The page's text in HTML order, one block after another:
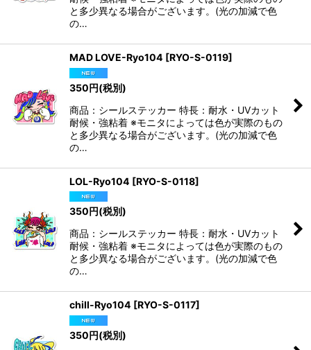
と多少異なる場合がございます。(光の加減で色
の…
MAD LOVE-Ryo104 [RYO-S-0119]
350円(税別)
商品：シールステッカー 特長：耐水・UVカット
耐候・強粘着 ※モニタによっては色が実際のもの
と多少異なる場合がございます。(光の加減で色
の…
LOL-Ryo104 [RYO-S-0118]
350円(税別)
商品：シールステッカー 特長：耐水・UVカット
耐候・強粘着 ※モニタによっては色が実際のもの
と多少異なる場合がございます。(光の加減で色
の…
chill-Ryo104 [RYO-S-0117]
350円(税別)